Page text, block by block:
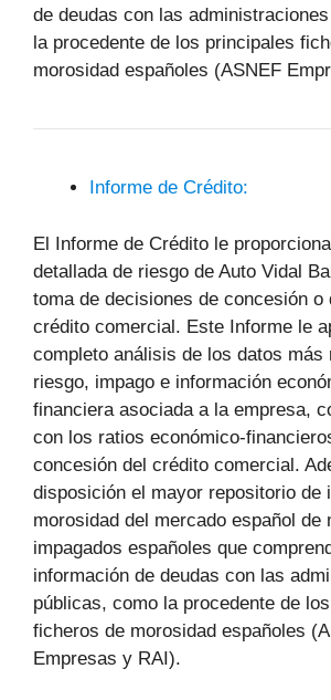
de deudas con las
la procedente de los principales
morosidad españoles (ASNEF
Informe de Crédito:
El Informe de Crédito le
detallada de riesgo de Auto Vidal
toma de decisiones de concesión o
crédito comercial. Este Informe le
completo análisis de los datos más
riesgo, impago e información
financiera asociada a la empresa,
con los ratios económico-
concesión del crédito comercial.
disposición el mayor repositorio de
morosidad del mercado español de
impagados españoles que
información de deudas con las
públicas, como la procedente de
ficheros de morosidad españoles
Empresas y RAI).